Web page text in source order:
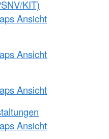
KIT)
Ansicht
Ansicht
Ansicht
Ansicht